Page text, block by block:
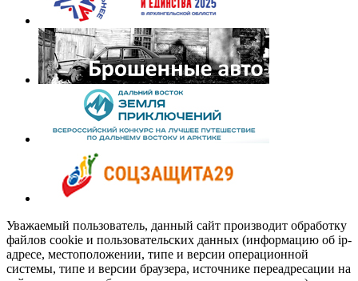
Уважаемый пользователь, данный сайт производит обработку
файлов cookie и пользовательских данных (информацию об ip-
адресе, местоположении, типе и версии операционной
системы, типе и версии браузера, источнике переадресации на